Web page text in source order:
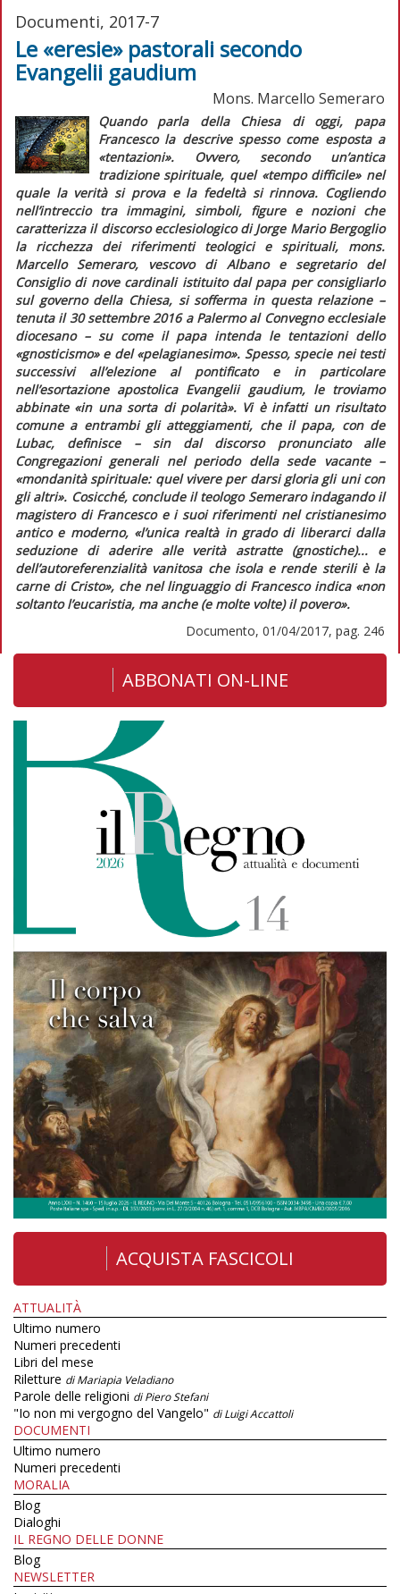
Documenti, 2017-7
Le «eresie» pastorali secondo
Evangelii gaudium
Mons. Marcello Semeraro
Quando parla della Chiesa di oggi, papa
Francesco la descrive spesso come esposta a
«tentazioni». Ovvero, secondo un’antica
tradizione spirituale, quel «tempo difficile» nel
quale la verità si prova e la fedeltà si rinnova. Cogliendo
nell’intreccio tra immagini, simboli, figure e nozioni che
caratterizza il discorso ecclesiologico di Jorge Mario Bergoglio
la ricchezza dei riferimenti teologici e spirituali, mons.
Marcello Semeraro, vescovo di Albano e segretario del
Consiglio di nove cardinali istituito dal papa per consigliarlo
sul governo della Chiesa, si sofferma in questa relazione –
tenuta il 30 settembre 2016 a Palermo al Convegno ecclesiale
diocesano – su come il papa intenda le tentazioni dello
«gnosticismo»e del«pelagianesimo». Spesso, specie nei testi
successivi all’elezione al pontificato e in particolare
nell’esortazione apostolica Evangelii gaudium, le troviamo
abbinate «in una sorta di polarità». Vi è infatti un risultato
comune a entrambi gli atteggiamenti, che il papa, con de
Lubac, definisce – sin dal discorso pronunciato alle
Congregazioni generali nel periodo della sede vacante –
«mondanità spirituale: quel vivere per darsi gloria gli uni con
gli altri». Cosicché, conclude il teologo Semeraro indagando il
magistero di Francesco e i suoi riferimenti nel cristianesimo
antico e moderno, «l’unica realtà in grado di liberarci dalla
seduzione di aderire alle verità astratte (gnostiche)... e
dell’autoreferenzialità vanitosa che isola e rende sterili è la
carne di Cristo», che nel linguaggio di Francesco indica«non
soltanto l’eucaristia, ma anche (e molte volte) il povero».
Documento, 01/04/2017, pag. 246
ABBONATI ON-LINE
ACQUISTA FASCICOLI
ATTUALITÀ
Ultimo numero
Numeri precedenti
Libri del mese
Riletture di Mariapia Veladiano
Parole delle religioni di Piero Stefani
"Io non mi vergogno del Vangelo" di Luigi Accattoli
DOCUMENTI
Ultimo numero
Numeri precedenti
MORALIA
Blog
Dialoghi
IL REGNO DELLE DONNE
Blog
NEWSLETTER